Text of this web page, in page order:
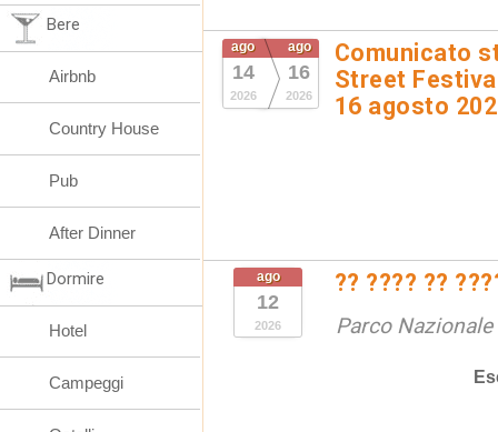
ago
14
2026
ago
16
2026
Comunicato
Street
16 agosto
ago
12
2026
?? ???? ??
Parco
Bere
Airbnb
Country House
Pub
After Dinner
Dormire
Hotel
Campeggi